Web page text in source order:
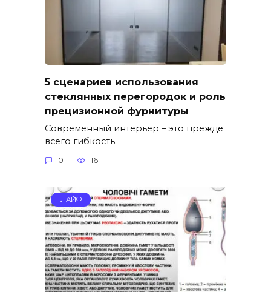
5 сценариев использования
стеклянных перегородок и роль
прецизионной фурнитуры
Современный интерьер – это прежде
всего гибкость.
0 16
ЛАЙФ